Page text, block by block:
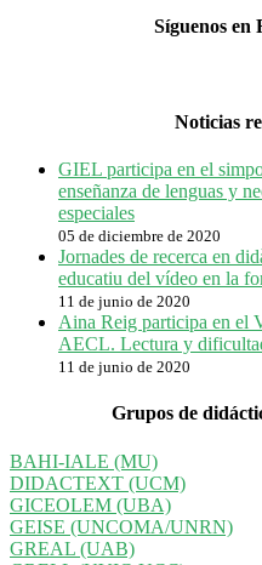
Síguenos en
Noticias
GIEL participa en el
enseñanza de lenguas y
especiales
05 de diciembre de 2020
Jornades de recerca en
educatiu del vídeo en la
11 de junio de 2020
Aina Reig participa en el
AECL. Lectura y
11 de junio de 2020
Grupos de
BAHI-IALE (MU)
DIDACTEXT (UCM)
GICEOLEM (UBA)
GEISE (UNCOMA/UNRN)
GREAL (UAB)